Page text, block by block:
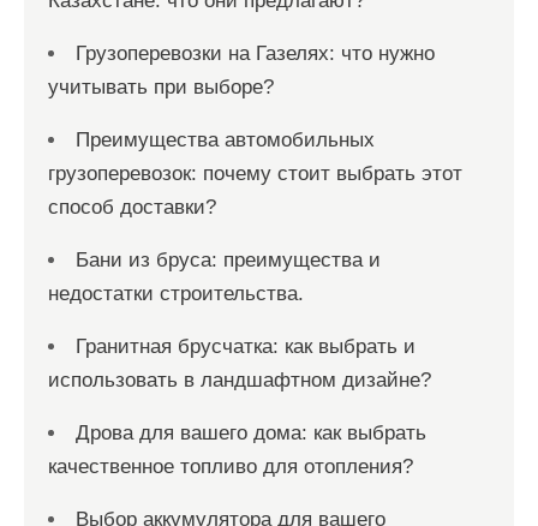
Грузоперевозки на Газелях: что нужно
учитывать при выборе?
Преимущества автомобильных
грузоперевозок: почему стоит выбрать этот
способ доставки?
Бани из бруса: преимущества и
недостатки строительства.
Гранитная брусчатка: как выбрать и
использовать в ландшафтном дизайне?
Дрова для вашего дома: как выбрать
качественное топливо для отопления?
Выбор аккумулятора для вашего